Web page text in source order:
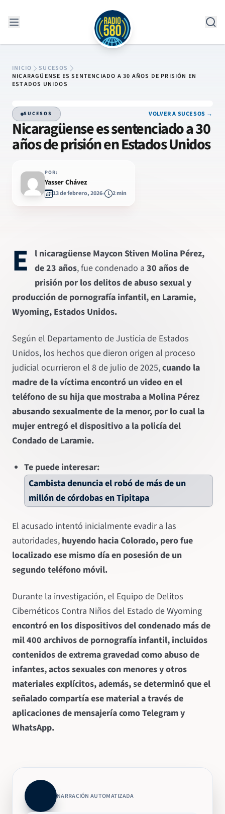
INICIO
SUCESOS
NICARAGÜENSE ES SENTENCIADO A 30 AÑOS DE PRISIÓN EN
ESTADOS UNIDOS
SUCESOS VOLVER A SUCESOS →
Nicaragüense es sentenciado a 30
años de prisión en Estados Unidos
POR:
Yasser Chávez
13 de febrero, 2026 2 min
E
l nicaragüense Maycon Stiven Molina Pérez,
de 23 años, fue condenado a 30 años de
prisión por los delitos de abuso sexual y
producción de pornografía infantil, en Laramie,
Wyoming, Estados Unidos.
Según el Departamento de Justicia de Estados
Unidos, los hechos que dieron origen al proceso
judicial ocurrieron el 8 de julio de 2025,cuando la
madre de la víctima encontró un video en el
teléfono de su hija que mostraba a Molina Pérez
abusando sexualmente de la menor, por lo cual la
mujer entregó el dispositivo a la policía del
Condado de Laramie.
Te puede interesar:
Cambista denuncia el robó de más de un
millón de córdobas en Tipitapa
El acusado intentó inicialmente evadir a las
autoridades, huyendo hacia Colorado, pero fue
localizado ese mismo día en posesión de un
segundo teléfono móvil.
Durante la investigación, el Equipo de Delitos
Cibernéticos Contra Niños del Estado de Wyoming
encontró en los dispositivos del condenado más de
mil 400 archivos de pornografía infantil, incluidos
contenidos de extrema gravedad como abuso de
infantes, actos sexuales con menores y otros
materiales explícitos, además, se determinó que el
señalado compartía ese material a través de
aplicaciones de mensajería como Telegram y
WhatsApp.
NARRACIÓN AUTOMATIZADA